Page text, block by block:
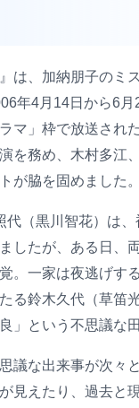
は、加納朋子のミ
年4月14日から6月
マ」枠で放送され
を務め、木村多江
が脇を固めました。
代（黒川智花）は
したが、ある日、
。一家は夜逃げす
る鈴木久代（草笛
」という不思議な
議な出来事が次々
見えたり、過去と